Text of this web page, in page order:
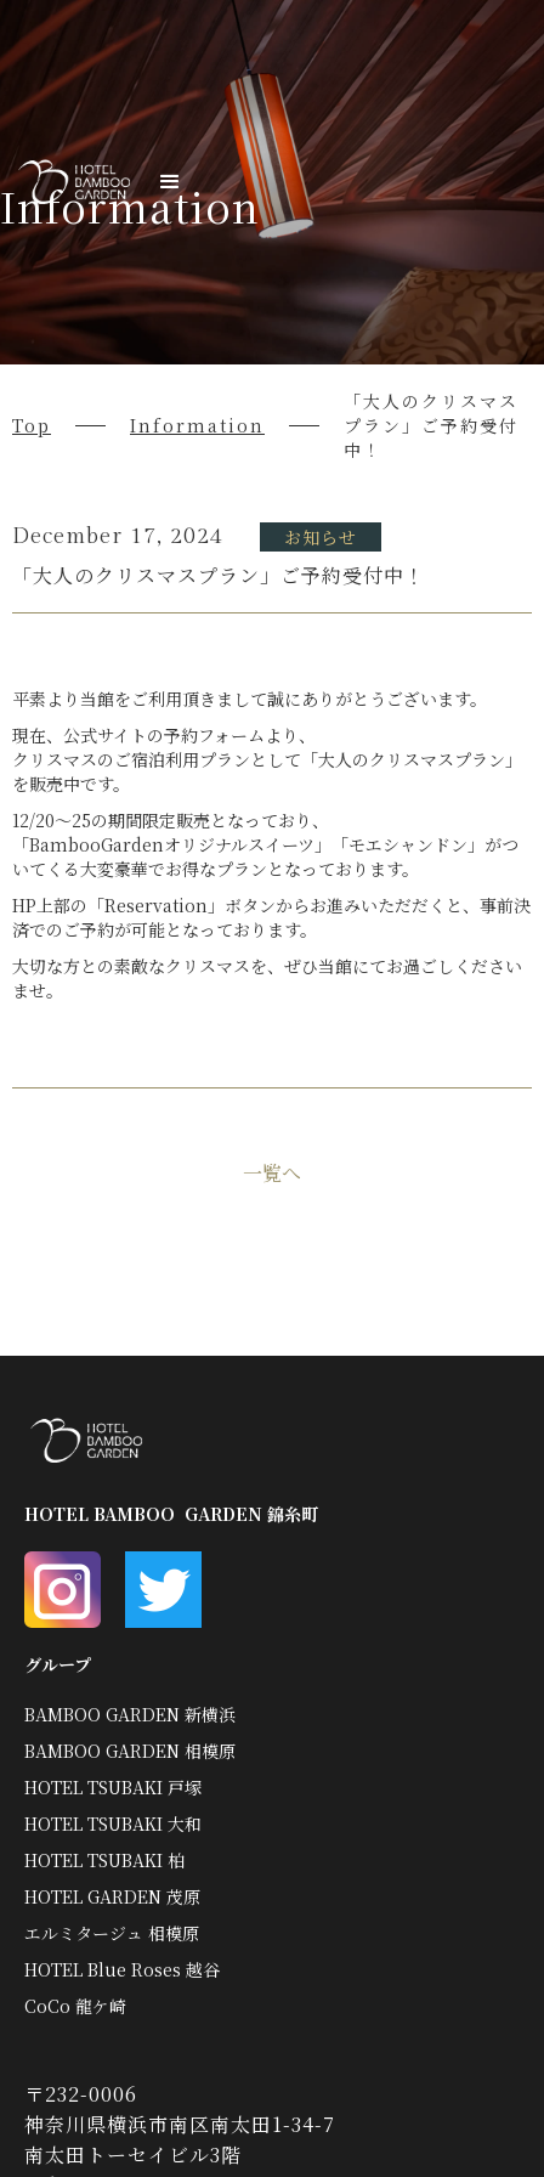
Information
Top Information
「大人のクリスマス
プラン」ご予約受付
中！
December 17, 2024 お知らせ
「大人のクリスマスプラン」ご予約受付中！
平素より当館をご利用頂きまして誠にありがとうございます。
現在、公式サイトの予約フォームより、
クリスマスのご宿泊利用プランとして「大人のクリスマスプラン」
を販売中です。
12/20～25の期間限定販売となっており、
「BambooGardenオリジナルスイーツ」「モエシャンドン」がつ
いてくる大変豪華でお得なプランとなっております。
HP上部の「Reservation」ボタンからお進みいただだくと、事前決
済でのご予約が可能となっております。
大切な方との素敵なクリスマスを、ぜひ当館にてお過ごしください
ませ。
一覧へ
HOTEL BAMBOO GARDEN 錦糸町
グループ
BAMBOO GARDEN 新横浜
BAMBOO GARDEN 相模原
HOTEL TSUBAKI 戸塚
HOTEL TSUBAKI 大和
HOTEL TSUBAKI 柏
HOTEL GARDEN 茂原
エルミタージュ 相模原
HOTEL Blue Roses 越谷
CoCo 龍ケ崎
〒232-0006
神奈川県横浜市南区南太田1-34-7
南太田トーセイビル3階